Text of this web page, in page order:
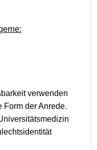
verwenden
Form der Anrede.